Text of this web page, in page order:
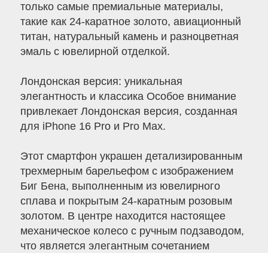
только самые премиальные материалы,
такие как 24-каратное золото, авиационный
титан, натуральный камень и разноцветная
эмаль с ювелирной отделкой.
Лондонская версия: уникальная
элегантность и классика Особое внимание
привлекает Лондонская версия, созданная
для iPhone 16 Pro и Pro Max.
Этот смартфон украшен детализированным
трехмерным барельефом с изображением
Биг Бена, выполненным из ювелирного
сплава и покрытым 24-каратным розовым
золотом. В центре находится настоящее
механическое колесо с ручным подзаводом,
что является элегантным сочетанием